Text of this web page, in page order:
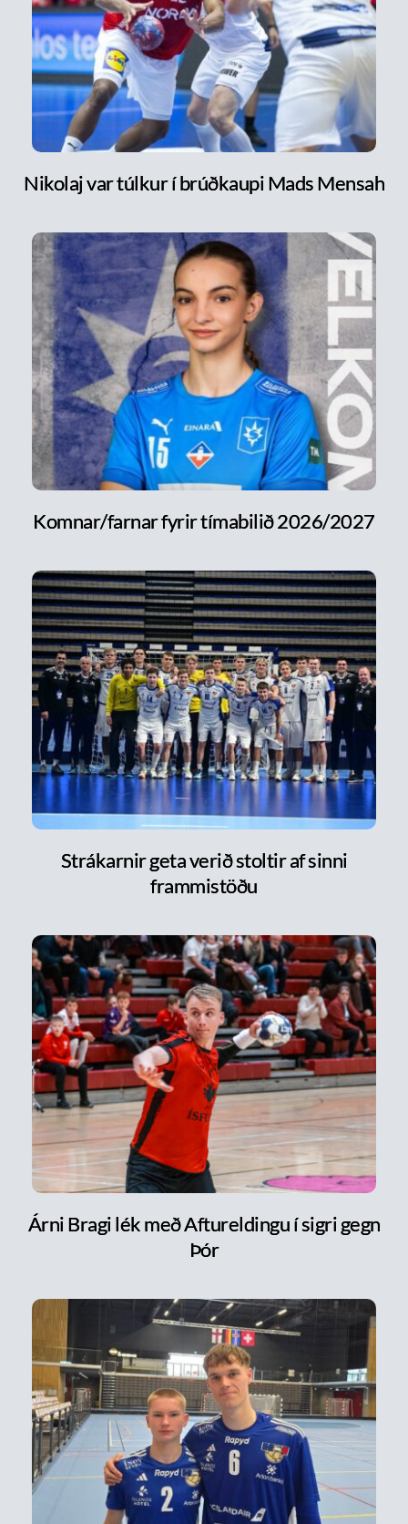
Nikolaj var túlkur í brúðkaupi Mads Mensah
Komnar/farnar fyrir tímabilið 2026/2027
Strákarnir geta verið stoltir af sinni
frammistöðu
Árni Bragi lék með Aftureldingu í sigri gegn
Þór